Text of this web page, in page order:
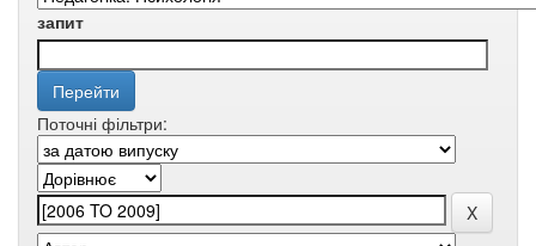
запит
Поточні фільтри: